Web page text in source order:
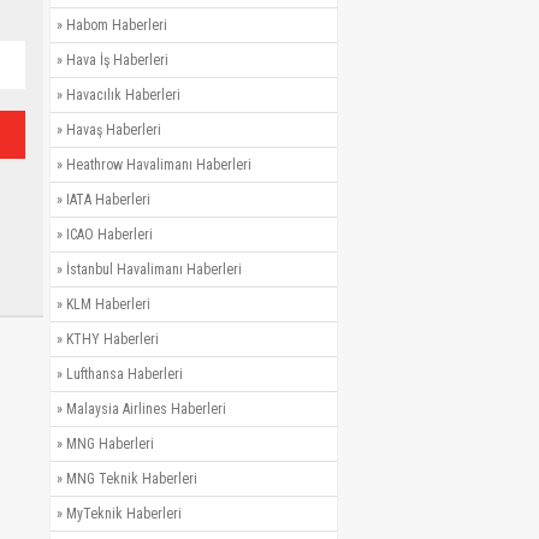
» Habom Haberleri
» Hava İş Haberleri
» Havacılık Haberleri
» Havaş Haberleri
» Heathrow Havalimanı Haberleri
» IATA Haberleri
» ICAO Haberleri
» İstanbul Havalimanı Haberleri
» KLM Haberleri
» KTHY Haberleri
» Lufthansa Haberleri
» Malaysia Airlines Haberleri
» MNG Haberleri
» MNG Teknik Haberleri
» MyTeknik Haberleri